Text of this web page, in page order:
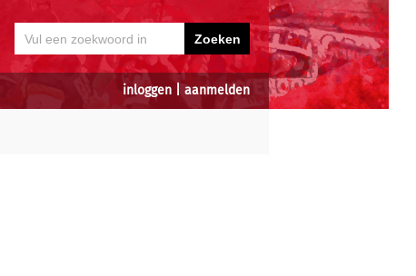
inloggen aanmelden